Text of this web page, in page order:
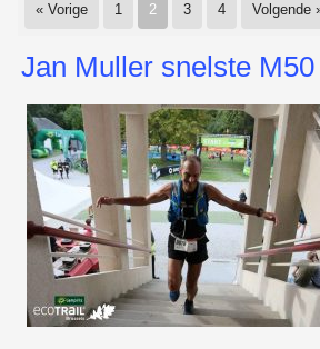
« Vorige 1 2 3 4 Volgende
Jan Muller snelste